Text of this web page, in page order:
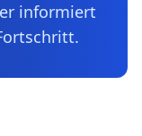
informiert